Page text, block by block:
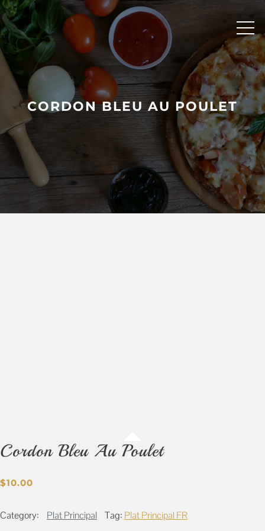
Skip
to
content
CORDON BLEU AU POULET
Cordon Bleu Au Poulet
$10.00
Category: Plat Principal Tag: Plat Principal FR